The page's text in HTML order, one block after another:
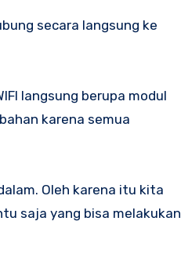
secara langsung ke
langsung berupa modul
karena semua
Oleh karena itu kita
saja yang bisa melakukan